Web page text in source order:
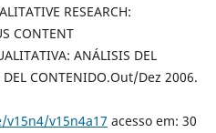
RESEARCH:
CONTENT
ANÁLISIS DEL
DEL CONTENIDO.Out/Dez 2006.
v15n4a17 acesso em: 30